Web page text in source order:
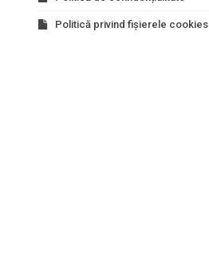
Politică privind fișierele cookies